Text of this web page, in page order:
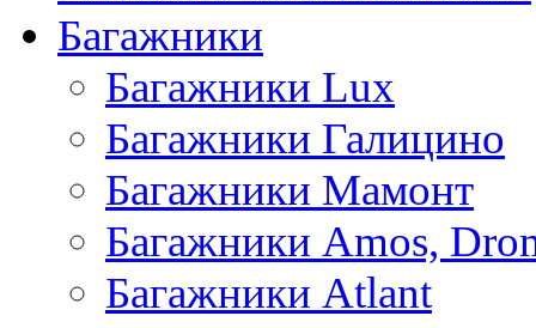
Багажники
Багажники Lux
Багажники Галицино
Багажники Мамонт
Багажники Amos,
Багажники Atlant